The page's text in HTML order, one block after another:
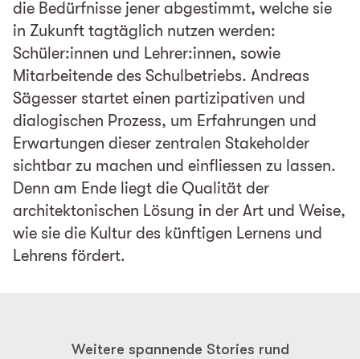
die Bedürfnisse jener abgestimmt, welche sie
in Zukunft tagtäglich nutzen werden:
Schüler:innen und Lehrer:innen, sowie
Mitarbeitende des Schulbetriebs. Andreas
Sägesser startet einen partizipativen und
dialogischen Prozess, um Erfahrungen und
Erwartungen dieser zentralen Stakeholder
sichtbar zu machen und einfliessen zu lassen.
Denn am Ende liegt die Qualität der
architektonischen Lösung in der Art und Weise,
wie sie die Kultur des künftigen Lernens und
Lehrens fördert.
Weitere spannende Stories rund